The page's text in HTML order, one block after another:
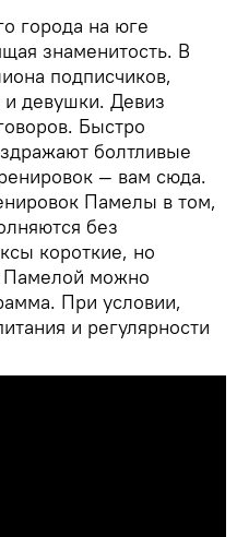
города на юге
знаменитость. В
подписчиков,
девушки. Девиз
Быстро
болтливые
— вам сюда.
Памелы в том,
без
короткие, но
Памелой можно
При условии,
и регулярности